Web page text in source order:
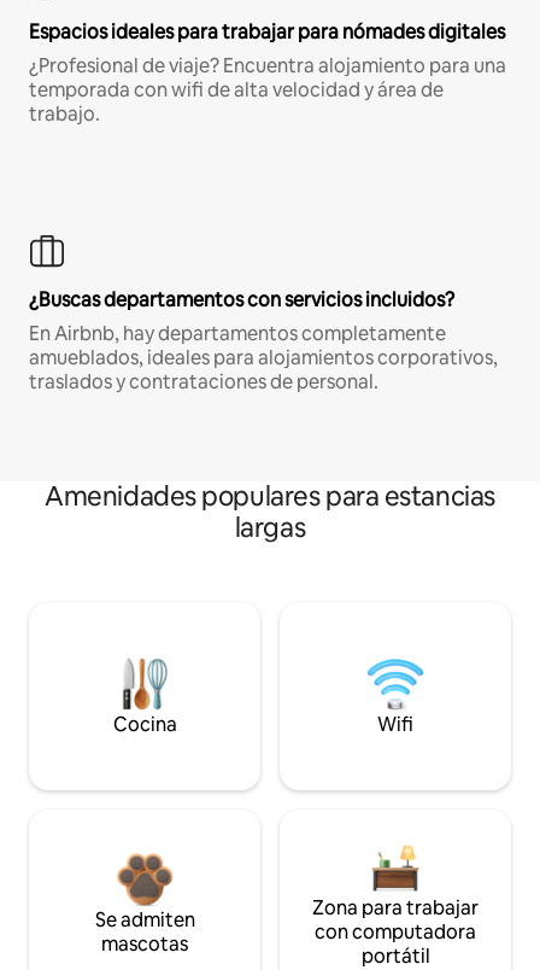
Espacios ideales para trabajar para nómades digitales
¿Profesional de viaje? Encuentra alojamiento para una
temporada con wifi de alta velocidad y área de
trabajo.
¿Buscas departamentos con servicios incluidos?
En Airbnb, hay departamentos completamente
amueblados, ideales para alojamientos corporativos,
traslados y contrataciones de personal.
Amenidades populares para estancias
largas
Cocina Wifi
Se admiten
mascotas
Zona para trabajar
con computadora
portátil